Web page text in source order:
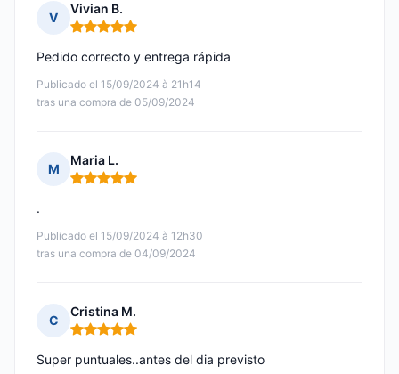
V
Vivian B.
Nota: 5 de 5
Publicado el 15/09/2024 à 21h14
tras una compra de 05/09/2024
Pedido correcto y entrega rápida
M
Maria L.
Nota: 5 de 5
Publicado el 15/09/2024 à 12h30
tras una compra de 04/09/2024
.
C
Cristina M.
Nota: 5 de 5
Super puntuales..antes del dia previsto